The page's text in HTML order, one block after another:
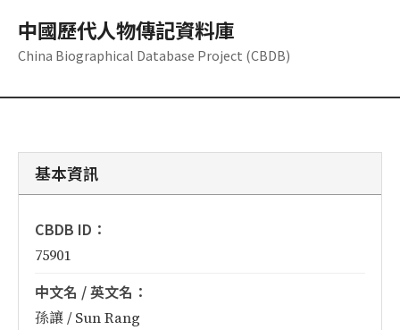
中國歷代人物傳記資料庫
China Biographical Database Project (CBDB)
基本資訊
CBDB ID：
75901
中文名 / 英文名：
孫讓 / Sun Rang